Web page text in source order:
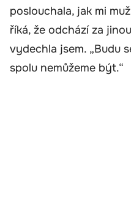
poslouchala, jak mi
říká, že odchází za
vydechla jsem. „Budu
spolu nemůžeme být.“